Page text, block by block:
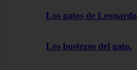
Los gatos de Leonardo
Los bostezos del gato.